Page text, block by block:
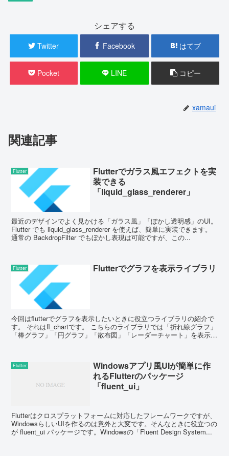
シェアする
Twitter Facebook はてブ
Pocket LINE コピー
xamaui
関連記事
Flutter
Flutterでガラス風エフェクトを実
装できる
「liquid_glass_renderer」
最近のデザインでよく見かける「ガラス風」「ぼかし透明感」のUI。
Flutter でも liquid_glass_renderer を使えば、簡単に実装できます。
通常の BackdropFilter でもぼかし表現は可能ですが、この...
Flutter Flutterでグラフを表示ライブラリ
今回はflutterでグラフを表示したいときに役立つライブラリの紹介で
す。 それはfl_chartです。 こちらのライブラリでは「折れ線グラフ」
「棒グラフ」「円グラフ」「散布図」「レーダーチャート」を表示さ
Flutter
Windowsアプリ風UIが簡単に作
れるFlutterのパッケージ
「fluent_ui」
Flutterはクロスプラットフォームに対応したフレームワークですが、
WindowsらしいUIを作るのは意外と大変です。そんなときに役立つの
が fluent_ui パッケージです。Windowsの「Fluent Design System...